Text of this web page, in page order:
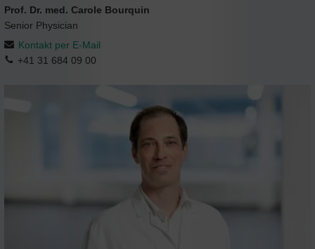
Prof. Dr. med. Carole Bourquin
Senior Physician
Kontakt per E-Mail
+41 31 684 09 00